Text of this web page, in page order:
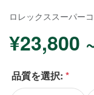
ロレックススーパー
¥23,800
品質を選択: *